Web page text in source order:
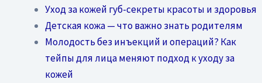
Уход за кожей губ-секреты красоты и здоровья
Детская кожа — что важно знать родителям
Молодость без инъекций и операций? Как
тейпы для лица меняют подход к уходу за
кожей